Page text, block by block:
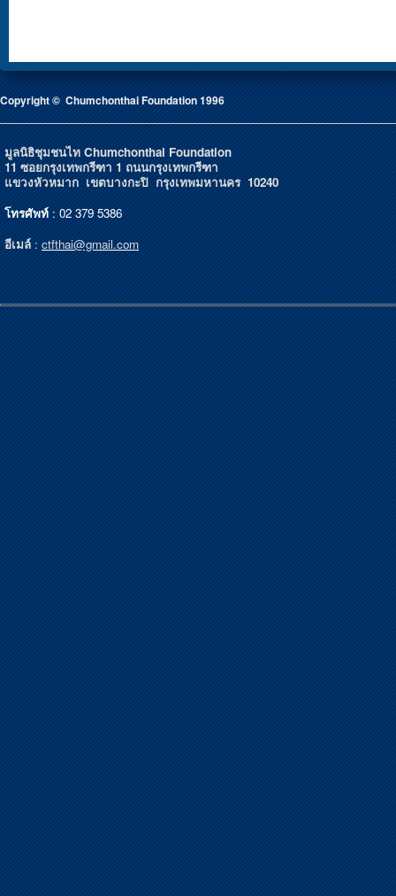
Copyright © Chumchonthai Foundation 1996
มูลนิธิชุมชนไท Chumchonthai Foundation
11 ซอยกรุงเทพกรีฑา 1 ถนนกรุงเทพกรีฑา
แขวงหัวหมาก เขตบางกะปิ กรุงเทพมหานคร 10240
โทรศัพท์: 02 379 5386
อีเมล์: ctfthai@gmail.com